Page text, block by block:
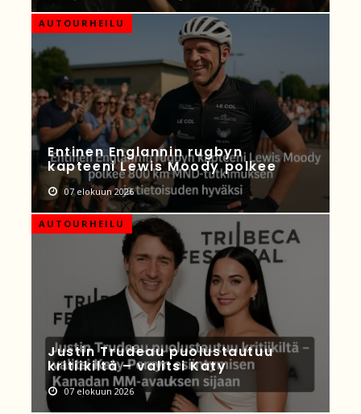
AUTOURHEILU
Entinen Englannin rugbyn
kapteeni Lewis Moody polkee
07 elokuun 2026
AUTOURHEILU
Justin Trudeau puolustautuu
kritiikiltä – valitsi Katy
07 elokuun 2026